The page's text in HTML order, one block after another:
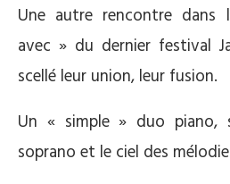
Une autre rencontre
avec » du dernier festival
scellé leur union, leur fusion.
Un « simple » duo piano,
soprano et le ciel des